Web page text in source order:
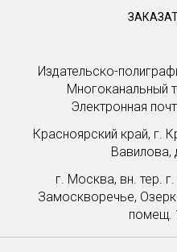
Издательско-
Многоканальный
Электронная
Красноярский край, г.
Вавилова,
г. Москва, вн. тер.
Замоскворечье,
помещ.